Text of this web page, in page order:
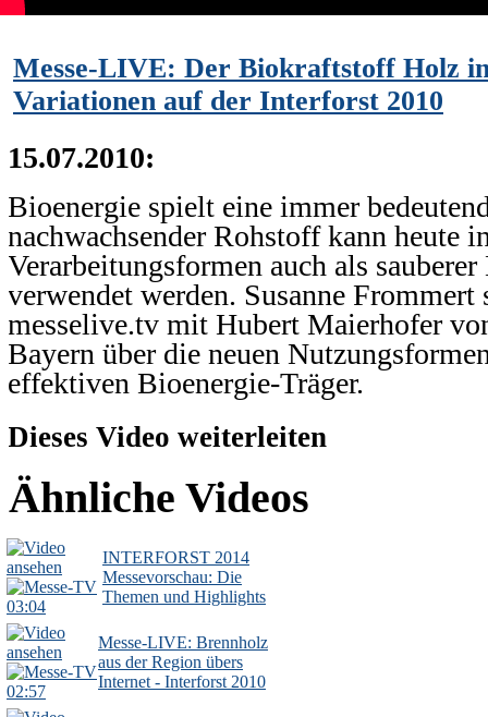
Messe-LIVE: Der Biokraftstoff Holz
Variationen auf der Interforst 2010
15.07.2010:
Bioenergie spielt eine immer
nachwachsender Rohstoff kann heute
Verarbeitungsformen auch als
verwendet werden. Susanne
messelive.tv mit Hubert Maierhofer
Bayern über die neuen
effektiven Bioenergie-Träger.
Dieses Video weiterleiten
Ähnliche Videos
03:04
INTERFORST 2014
Messevorschau: Die
Themen und Highlights
02:57
Messe-LIVE: Brennholz
aus der Region übers
Internet - Interforst 2010